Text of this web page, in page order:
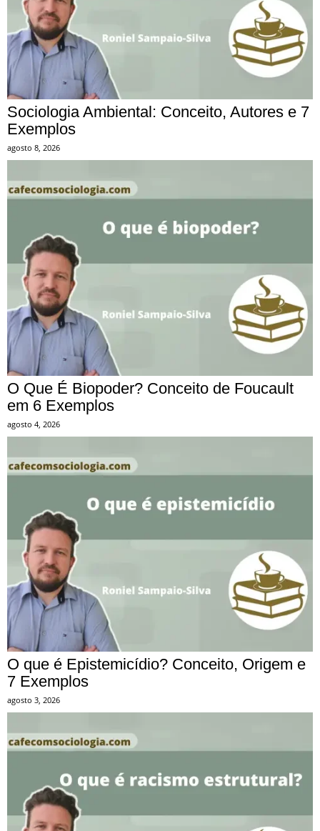
Sociologia Ambiental: Conceito, Autores e 7
Exemplos
agosto 8, 2026
O Que É Biopoder? Conceito de Foucault
em 6 Exemplos
agosto 4, 2026
O que é Epistemicídio? Conceito, Origem e
7 Exemplos
agosto 3, 2026